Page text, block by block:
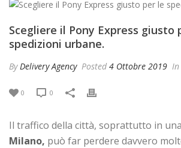
Scegliere il Pony Express giusto
spedizioni urbane.
By Delivery Agency Posted 4 Ottobre 2019 In
0 0
Il traffico della città, soprattutto in
Milano, può far perdere davvero